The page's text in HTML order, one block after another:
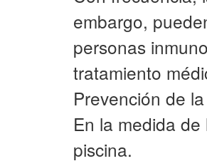
embargo,
personas
tratamiento
Prevención de
En la medida
piscina.